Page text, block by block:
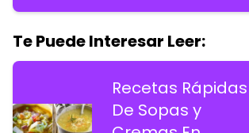
Te Puede Interesar Leer:
Recetas Rápidas
De Sopas y